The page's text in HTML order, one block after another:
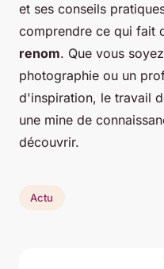
et ses conseils
comprendre ce qui fait
renom. Que vous
photographie ou un
d'inspiration, le travail
une mine de
découvrir.
Actu